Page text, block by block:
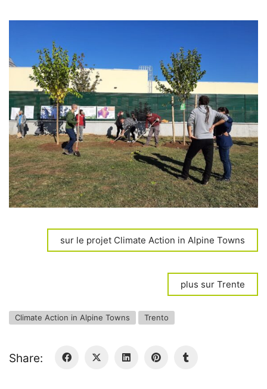
sur le projet Climate Action in Alpine Towns
plus sur Trente
Climate Action in Alpine Towns Trento
Share: